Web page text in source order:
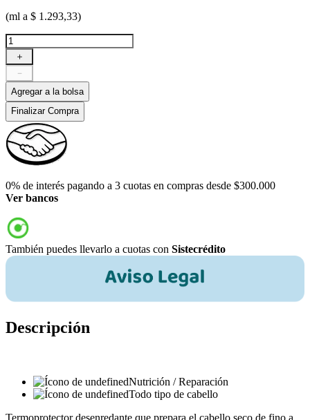
(ml a $ 1.293,33)
＋
－
Agregar a la bolsa
Finalizar Compra
0% de interés pagando a 3 cuotas en compras desde $300.000
Ver bancos
También puedes llevarlo a cuotas con Sistecrédito
Descripción
Nutrición / Reparación
Todo tipo de cabello